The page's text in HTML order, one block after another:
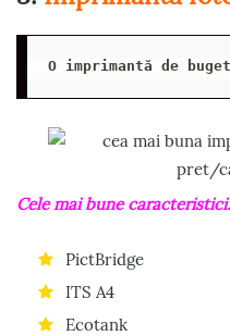
O imprimantă de
Cele mai bune caracteristici:
PictBridge
ITS A4
Ecotank